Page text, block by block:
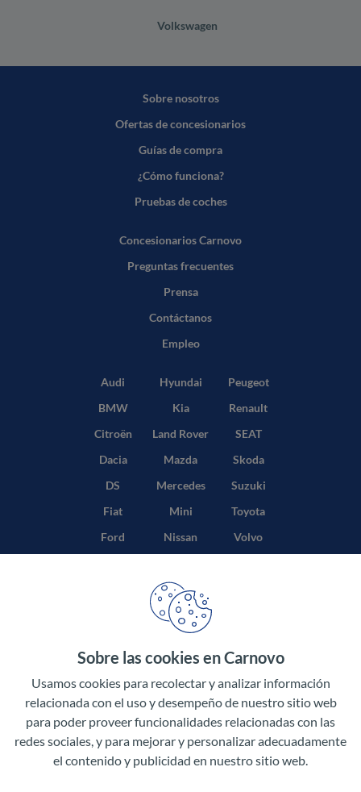
Volkswagen
Sobre las cookies en Carnovo
Usamos cookies para recolectar y analizar información
relacionada con el uso y desempeño de nuestro sitio web
para poder proveer funcionalidades relacionadas con las
redes sociales, y para mejorar y personalizar adecuadamente
el contenido y publicidad en nuestro sitio web.
Sobre nosotros
Ofertas de concesionarios
Guías de compra
¿Cómo funciona?
Pruebas de coches
Concesionarios Carnovo
Preguntas frecuentes
Prensa
Contáctanos
Empleo
Audi
BMW
Citroën
Dacia
DS
Fiat
Ford
Hyundai
Kia
Land Rover
Mazda
Mercedes
Mini
Nissan
Peugeot
Renault
SEAT
Skoda
Suzuki
Toyota
Volvo
Política de privacidad
Aviso legal